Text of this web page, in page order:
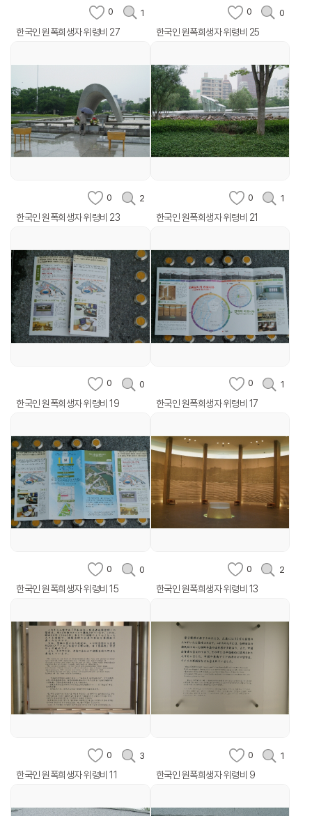
0 1
한국인 원폭희생자 위령비 27
0 0
한국인 원폭희생자 위령비 25
0 2
한국인 원폭희생자 위령비 23
0 1
한국인 원폭희생자 위령비 21
0 0
한국인 원폭희생자 위령비 19
0 1
한국인 원폭희생자 위령비 17
0 0
한국인 원폭희생자 위령비 15
0 2
한국인 원폭희생자 위령비 13
0 3
한국인 원폭희생자 위령비 11
0 1
한국인 원폭희생자 위령비 9